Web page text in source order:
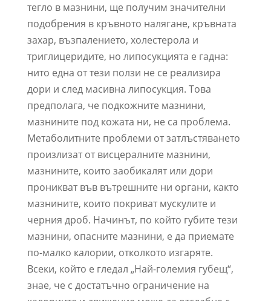
тегло в мазнини, ще получим значителни
подобрения в кръвното налягане, кръвната
захар, възпалението, холестерола и
триглицеридите, но липосукцията е гадна:
нито една от тези ползи не се реализира
дори и след масивна липосукция. Това
предполага, че подкожните мазнини,
мазнините под кожата ни, не са проблема.
Метаболитните проблеми от затлъстяването
произлизат от висцералните мазнини,
мазнините, които заобикалят или дори
проникват във вътрешните ни органи, както
мазнините, които покриват мускулите и
черния дроб. Начинът, по който губите тези
мазнини, опасните мазнини, е да приемате
по-малко калории, отколкото изгаряте.
Всеки, който е гледал „Най-големия губещ“,
знае, че с достатъчно ограничение на